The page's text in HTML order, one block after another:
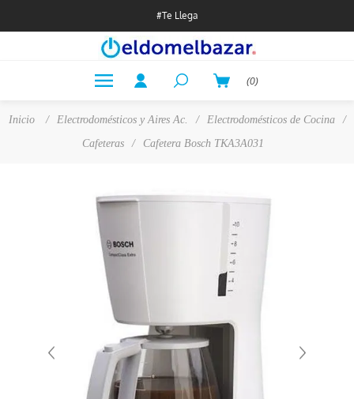
#Te Llega
(0)
Inicio / Electrodomésticos y Aires Ac. / Electrodomésticos de Cocina
/
Cafeteras
/ Cafetera Bosch TKA3A031